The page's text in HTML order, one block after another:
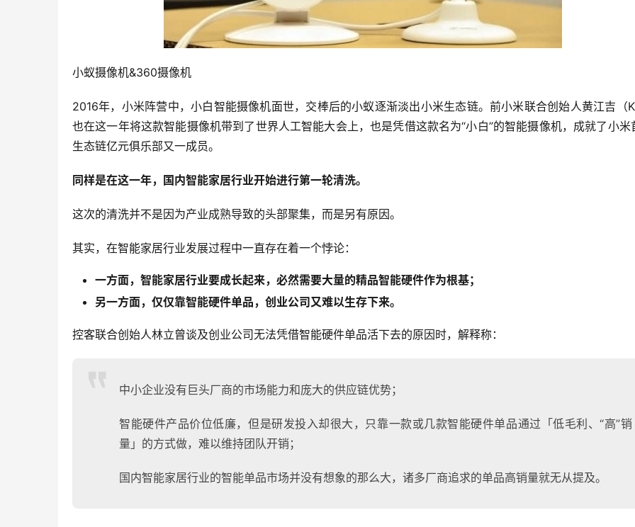
小蚁摄像机&360摄像机
2016年，小米阵营中，小白智能摄像机面世，交棒后的小蚁逐渐淡出小米生态链。前小米联合创始人黄江吉（
也在这一年将这款智能摄像机带到了世界人工智能大会上，也是凭借这款名为“小白”的智能摄像机，成就了小米
生态链亿元俱乐部又一成员。
同样是在这一年，国内智能家居行业开始进行第一轮清洗。
这次的清洗并不是因为产业成熟导致的头部聚集，而是另有原因。
其实，在智能家居行业发展过程中一直存在着一个悖论：
一方面，智能家居行业要成长起来，必然需要大量的精品智能硬件作为根基；
另一方面，仅仅靠智能硬件单品，创业公司又难以生存下来。
控客联合创始人林立曾谈及创业公司无法凭借智能硬件单品活下去的原因时，解释称：
中小企业没有巨头厂商的市场能力和庞大的供应链优势；
智能硬件产品价位低廉，但是研发投入却很大，只靠一款或几款智能硬件单品通过「低毛利、“高”销
量」的方式做，难以维持团队开销；
国内智能家居行业的智能单品市场并没有想象的那么大，诸多厂商追求的单品高销量就无从提及。